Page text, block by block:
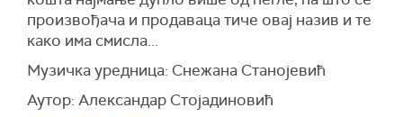
произвођача и продаваца тиче овај назив и те
како има смисла...
Музичка уредница: Снежана Станојевић
Аутор: Александар Стојадиновић